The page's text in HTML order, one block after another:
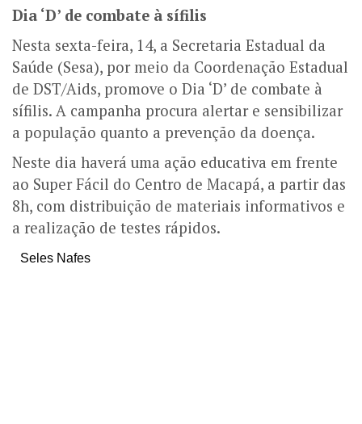
Dia ‘D’ de combate à sífilis
Nesta sexta-feira, 14, a Secretaria Estadual da
Saúde (Sesa), por meio da Coordenação Estadual
de DST/Aids, promove o Dia ‘D’ de combate à
sífilis. A campanha procura alertar e sensibilizar
a população quanto a prevenção da doença.
Neste dia haverá uma ação educativa em frente
ao Super Fácil do Centro de Macapá, a partir das
8h, com distribuição de materiais informativos e
a realização de testes rápidos.
Seles Nafes